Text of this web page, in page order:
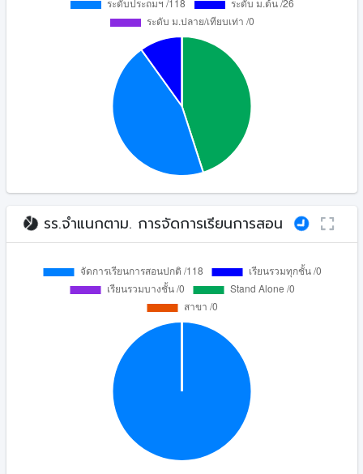
รร.จำแนกตาม. การจัดการเรียนการสอน